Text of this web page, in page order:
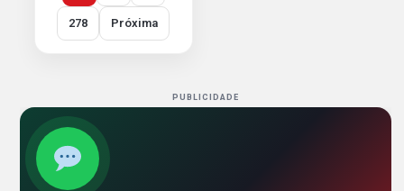
278 Próxima
PUBLICIDADE